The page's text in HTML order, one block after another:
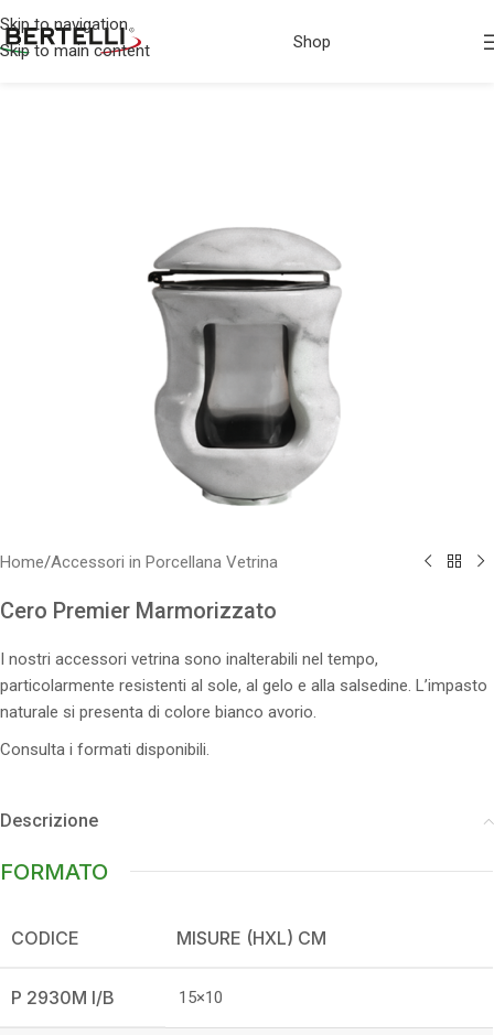
Skip to navigation
Skip to main content
Shop
Home/Accessori in Porcellana Vetrina
Cero Premier Marmorizzato
I nostri accessori vetrina sono inalterabili nel tempo,
particolarmente resistenti al sole, al gelo e alla salsedine. L’impasto
naturale si presenta di colore bianco avorio.
Consulta i formati disponibili.
Descrizione
FORMATO
CODICE MISURE (HXL) CM
P 2930M I/B 15×10